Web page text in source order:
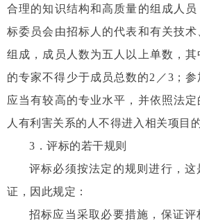
合理的知识结构和高质量的组成人
标委员会由招标人的代表和有关技
组成，成员人数为五人以上单数，
的专家不得少于成员总数的2 ／3 ；
应当有较高的专业水平，并依照法
人有利害关系的人不得进入相关项目
3 ．评标的若干规则
评标必须按法定的规则进行，
证，因此规定：
招标应当采取必要措施，保证